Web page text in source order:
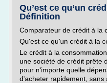
Qu’est ce qu’un
Définition
Comparateur de crédit à la
Qu'est ce qu'un crédit à la
Le crédit à la
une société de crédit prête
pour n'importe quelle
d'acheter rapidement, sans